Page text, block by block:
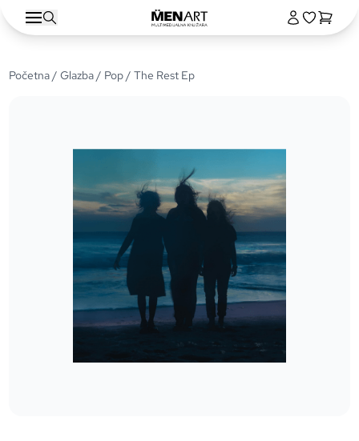
Početna/Glazba/ Pop/ The Rest Ep